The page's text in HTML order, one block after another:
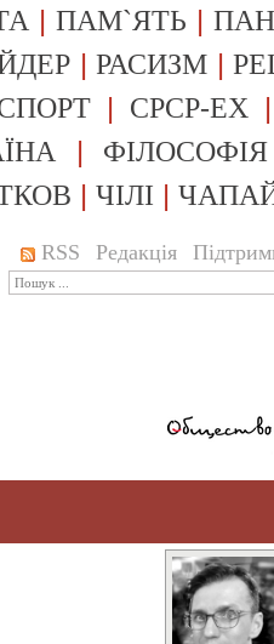
|ПАМ`ЯТЬ |
|РАСИЗМ |
| СРСР-EX
| ФІЛОСОФІЯ
| ЧІЛІ |
RSS Редакція